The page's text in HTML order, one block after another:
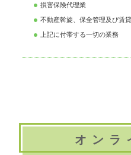
損害保険代理業
不動産斡旋、保全管理及び賃
上記に付帯する一切の業務
オ ン ラ